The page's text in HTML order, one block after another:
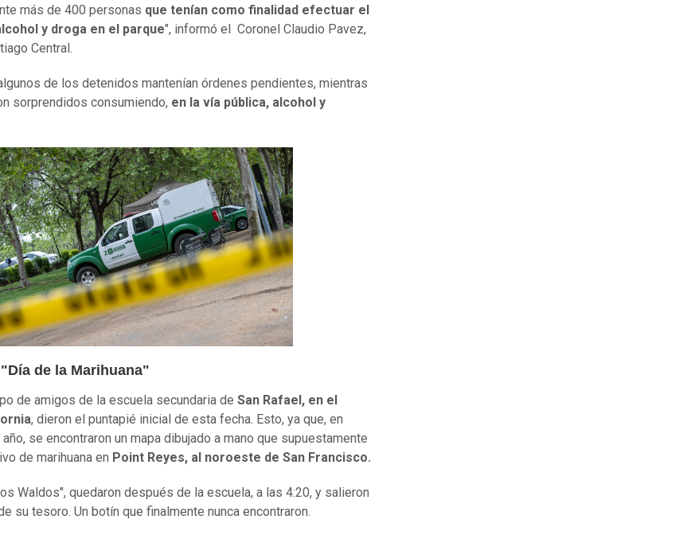
más de 400 personas que tenían como finalidad efectuar el
y droga en el parque", informó el Coronel Claudio Pavez,
Central.
de los detenidos mantenían órdenes pendientes, mientras
sorprendidos consumiendo, en la vía pública, alcohol y
de la Marihuana"
de amigos de la escuela secundaria de San Rafael, en el
, dieron el puntapié inicial de esta fecha. Esto, ya que, en
se encontraron un mapa dibujado a mano que supuestamente
de marihuana en Point Reyes, al noroeste de San Francisco.
Waldos", quedaron después de la escuela, a las 4:20, y salieron
su tesoro. Un botín que finalmente nunca encontraron.